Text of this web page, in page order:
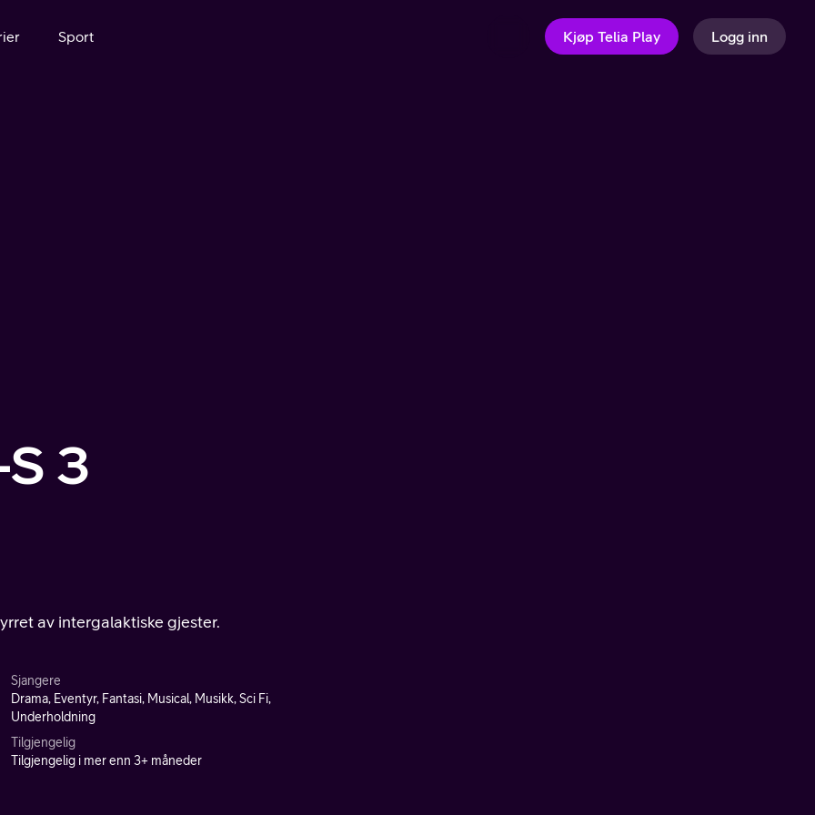
Sport Kjøp Telia Play Logg inn
3
av intergalaktiske gjester.
Sjangere
Drama, Eventyr, Fantasi, Musical, Musikk, Sci Fi,
Underholdning
Tilgjengelig
Tilgjengelig i mer enn 3+ måneder